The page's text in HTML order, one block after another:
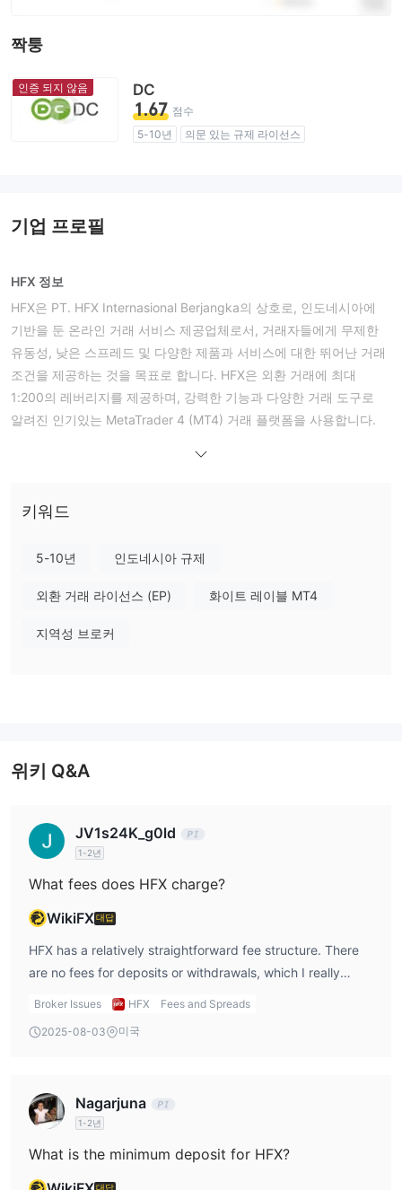
짝퉁
인증 되지 않음 DC
1.67 점수
5-10년
의문 있는 규제 라이선스
기업 프로필
HFX 정보
HFX은 PT. HFX Internasional Berjangka의 상호로, 인도네시아에
기반을 둔 온라인 거래 서비스 제공업체로서, 거래자들에게 무제한
유동성, 낮은 스프레드 및 다양한 제품과 서비스에 대한 뛰어난 거래
조건을 제공하는 것을 목표로 합니다. HFX은 외환 거래에 최대
1:200의 레버리지를 제공하며, 강력한 기능과 다양한 거래 도구로
알려진 인기있는 MetaTrader 4 (MT4) 거래 플랫폼을 사용합니다.
Futures)는 인도네시아 무역부의 Badan Pengawas Perdagangan
은 라이센스 번호 877/BAPPEBTI/SI/1/2006으로 소매 외환 라이센
HFX은 주로 인기 있는
도 포함됩니다. 거래자들은 서로 다른 통화 간의 환율 변동을 활용하
HFX 다양한 주식 시장 지수에 대한 거래를 제공하며, 특정 지역이나
섹터의 주식 바구니를 대표합니다. 트레이더들은 S&P 500이나
FTSE 100과 같은 지수의 전반적인 성과에 대해 개별 주식 거래를
할 필요 없이 투기할 수 있습니다. 이는 다양화와 보다 넓은 시장 동
향에 노출될 수 있는 기회를 제공합니다.
금속:
HFX의 트레이더들은 금과 은과 같은 귀금속을 거래할 수 있습니다.
귀금속은 시장 변동성이나 경제적 불확실성이 높을 때 안전한 피난
거나 투자 포트폴리오를 다양화하는 방법을 제공할 수 있습니다.
에너지 거래를 제공합니다. 에너지 시장은 지리적 사건과 공급과 수
요의 역학을 포함한 다양한 요인에 영향을 받을 수 있습니다. 에너지
상품 거래는 이러한 변동성으로부터 이익을 얻을 수 있는 기회를 제
키워드
5-10년 인도네시아 규제
외환 거래 라이선스 (EP) 화이트 레이블 MT4
지역성 브로커
위키 Q&A
JV1s24K_g0ld
1-2년
What fees does HFX charge?
WikiFX대답
HFX has a relatively straightforward fee structure. There
are no fees for deposits or withdrawals, which I really
appreciate as a trader, especially when looking at HFX
brokers hide deposit and withdrawal fees, which can add
commissions on certain accounts, depending on the type
you select. For example, the Mini account has spreads
starting from 0 pips, while other accounts like the Premium
Broker Issues HFX Fees and Spreads
2025-08-03 미국
Nagarjuna
1-2년
What is the minimum deposit for HFX?
대답